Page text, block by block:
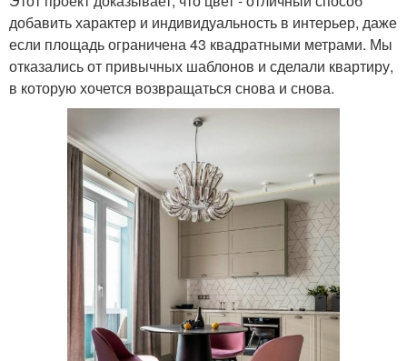
добавить характер и индивидуальность в интерьер, даже
если площадь ограничена 43 квадратными метрами. Мы
отказались от привычных шаблонов и сделали квартиру,
в которую хочется возвращаться снова и снова.